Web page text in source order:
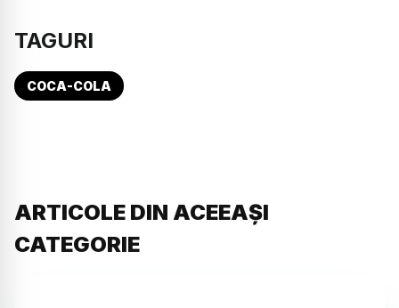
TAGURI
COCA-COLA
ARTICOLE DIN ACEEAȘI
CATEGORIE